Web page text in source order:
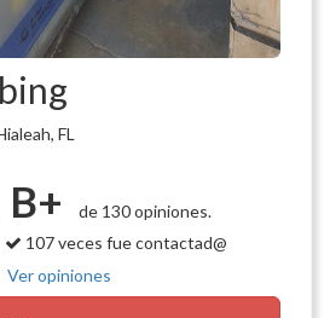
FL
B+
de 130 opiniones.
107 veces fue contactad@
Ver opiniones